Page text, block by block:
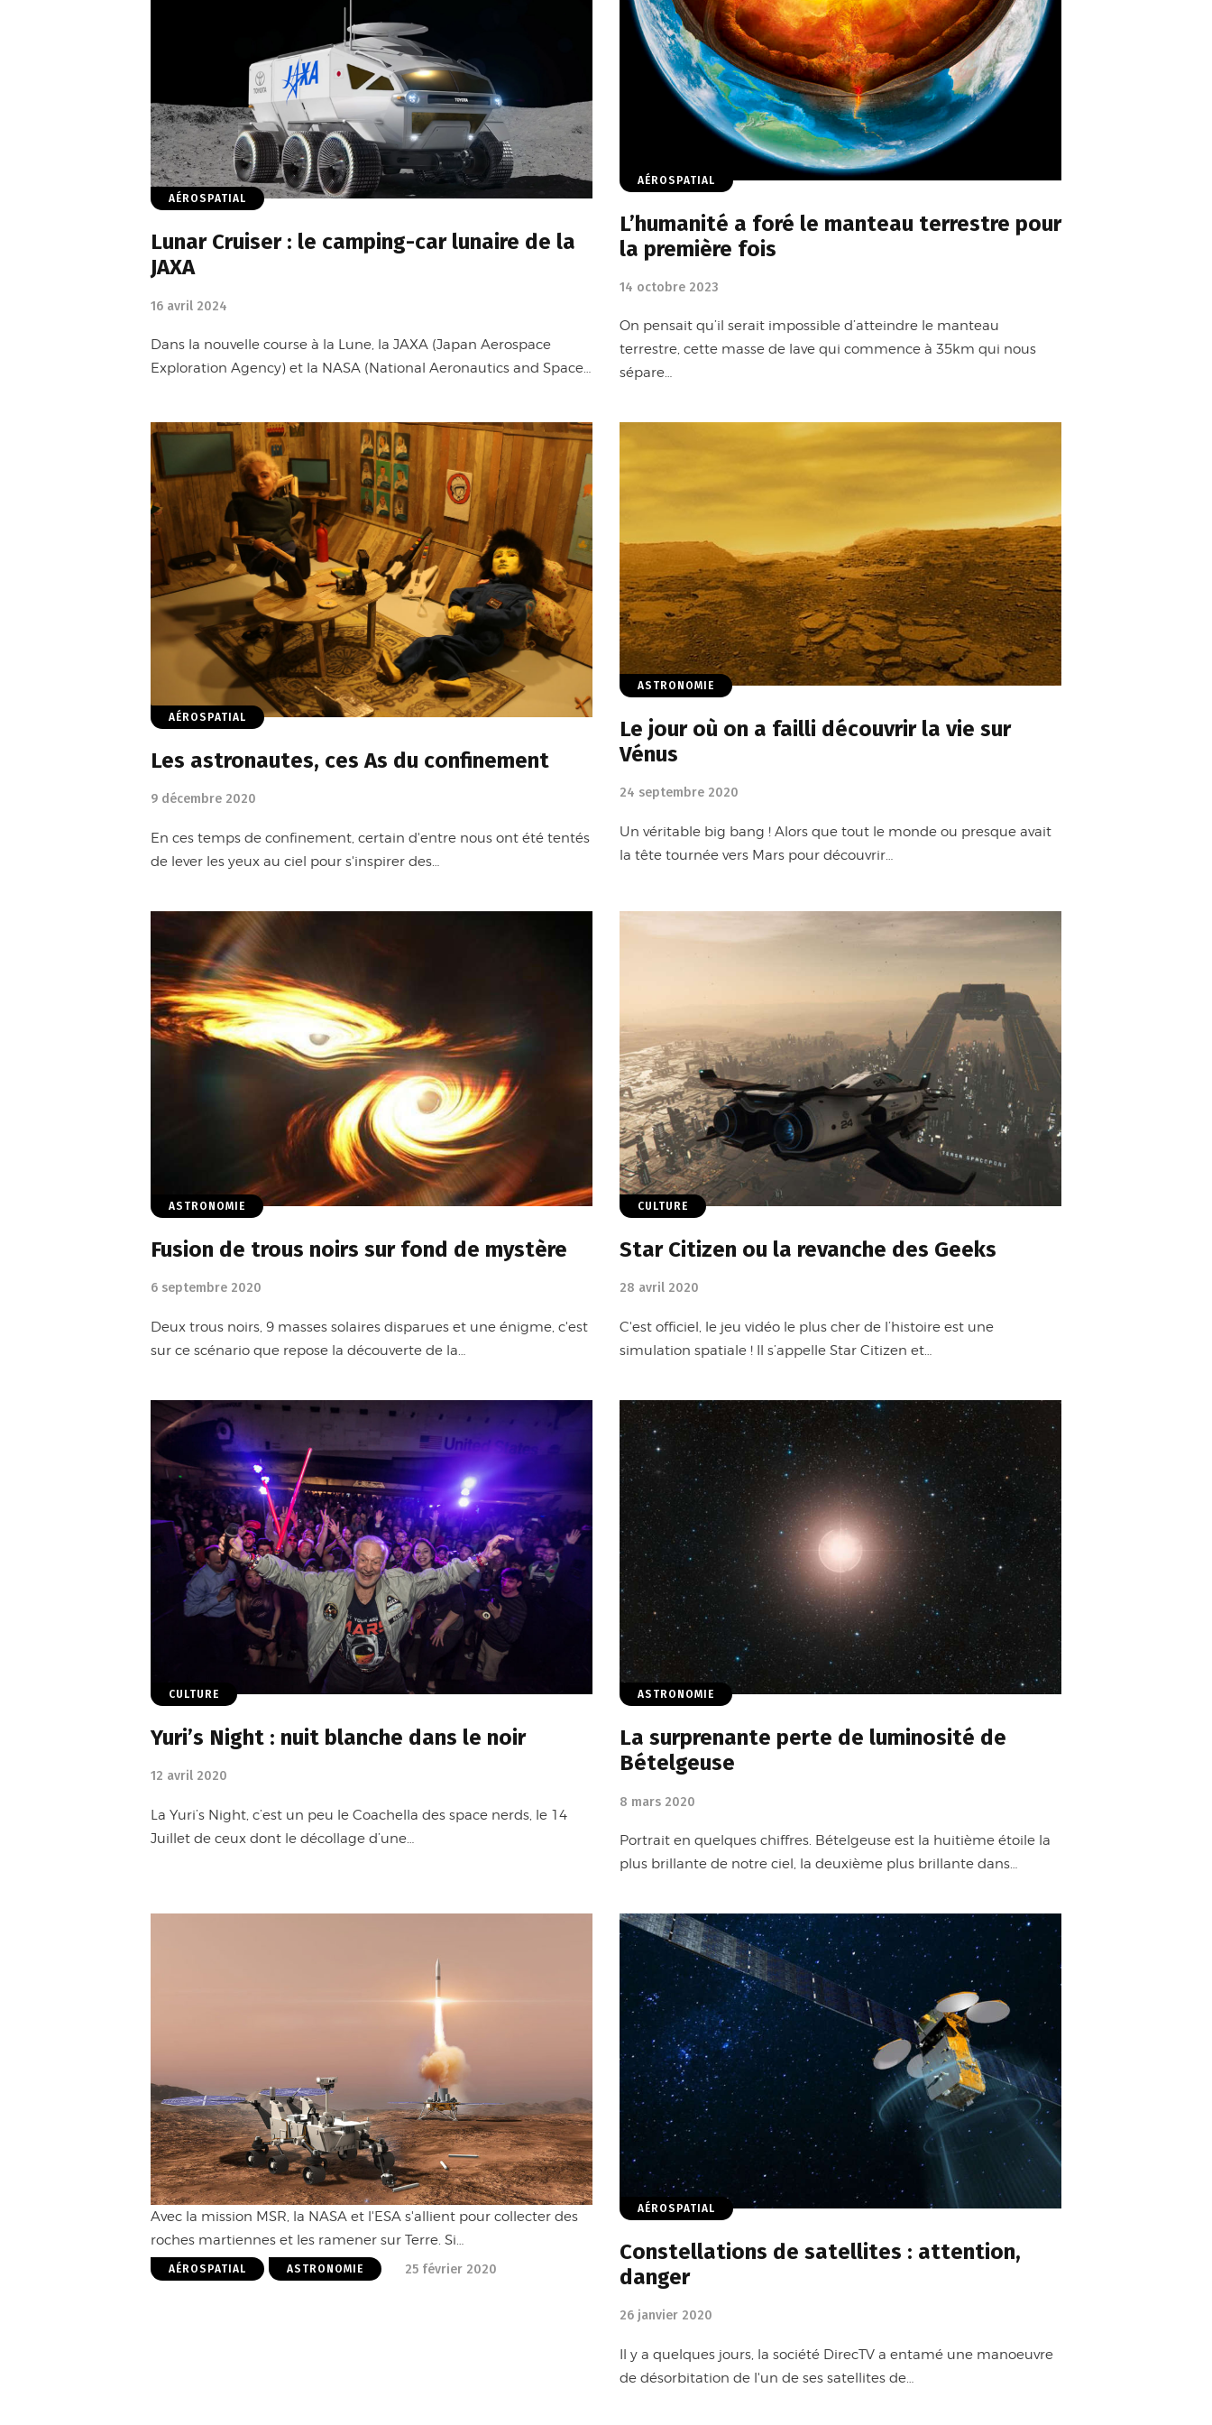
AÉROSPATIAL
Lunar Cruiser : le camping-car lunaire de la
JAXA
16 avril 2024
Dans la nouvelle course à la Lune, la JAXA (Japan Aerospace
Exploration Agency) et la NASA (National Aeronautics and Space…
AÉROSPATIAL
L’humanité a foré le manteau terrestre pour
la première fois
14 octobre 2023
On pensait qu’il serait impossible d’atteindre le manteau
terrestre, cette masse de lave qui commence à 35km qui nous
sépare…
AÉROSPATIAL
Les astronautes, ces As du confinement
9 décembre 2020
En ces temps de confinement, certain d'entre nous ont été tentés
de lever les yeux au ciel pour s'inspirer des…
ASTRONOMIE
Le jour où on a failli découvrir la vie sur
Vénus
24 septembre 2020
Un véritable big bang ! Alors que tout le monde ou presque avait
la tête tournée vers Mars pour découvrir…
ASTRONOMIE
Fusion de trous noirs sur fond de mystère
6 septembre 2020
Deux trous noirs, 9 masses solaires disparues et une énigme, c'est
sur ce scénario que repose la découverte de la…
CULTURE
Star Citizen ou la revanche des Geeks
28 avril 2020
C'est officiel, le jeu vidéo le plus cher de l’histoire est une
simulation spatiale ! Il s’appelle Star Citizen et…
CULTURE
Yuri’s Night : nuit blanche dans le noir
12 avril 2020
La Yuri’s Night, c’est un peu le Coachella des space nerds, le 14
Juillet de ceux dont le décollage d’une…
ASTRONOMIE
La surprenante perte de luminosité de
Bételgeuse
8 mars 2020
Portrait en quelques chiffres. Bételgeuse est la huitième étoile la
plus brillante de notre ciel, la deuxième plus brillante dans…
Avec la mission MSR, la NASA et l'ESA s'allient pour collecter des
roches martiennes et les ramener sur Terre. Si…
AÉROSPATIAL ASTRONOMIE 25 février 2020
AÉROSPATIAL
Constellations de satellites : attention,
danger
26 janvier 2020
Il y a quelques jours, la société DirecTV a entamé une manoeuvre
de désorbitation de l'un de ses satellites de…